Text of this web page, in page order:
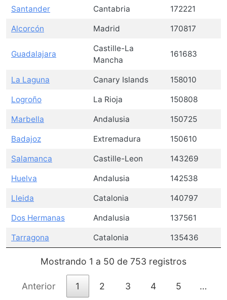
Santander Cantabria 172221
Alcorcón Madrid 170817
Guadalajara
Castille-La
Mancha
161683
La Laguna Canary Islands 158010
Logroño La Rioja 150808
Marbella Andalusia 150725
Badajoz Extremadura 150610
Salamanca Castille-Leon 143269
Huelva Andalusia 142538
Lleida Catalonia 140797
Dos Hermanas Andalusia 137561
Tarragona Catalonia 135436
Mostrando 1 a 50 de 753 registros
Anterior 1 2 3 4 5 …